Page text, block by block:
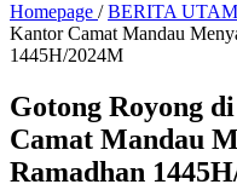
Homepage / BERITA
Kantor Camat Mandau
1445H/2024M
Gotong Royong
Camat Mandau
Ramadhan